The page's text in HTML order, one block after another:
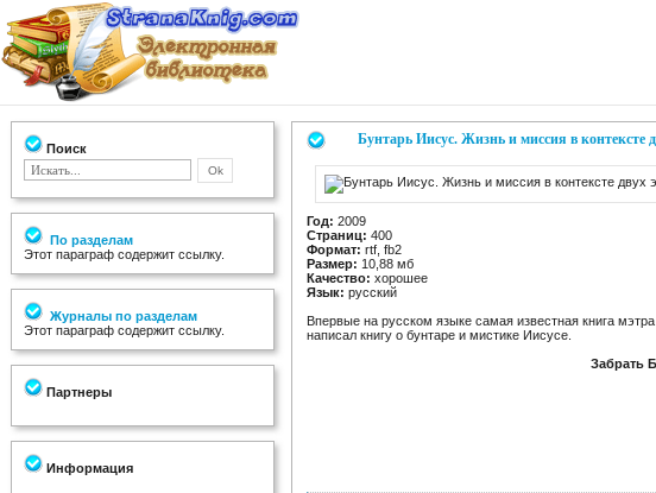
Поиск
По разделам
Этот параграф содержит ссылку.
Журналы по разделам
Этот параграф содержит ссылку.
Партнеры
Информация
Бунтарь Иисус. Жизнь и миссия в контексте
Год: 2009
Страниц: 400
Формат: rtf, fb2
Размер: 10,88 мб
Качество: хорошее
Язык: русский
Впервые на русском языке самая известная книга
написал книгу о бунтаре и мистике Иисусе.
Забрать